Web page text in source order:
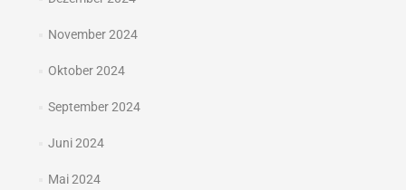
November 2024
Oktober 2024
September 2024
Juni 2024
Mai 2024